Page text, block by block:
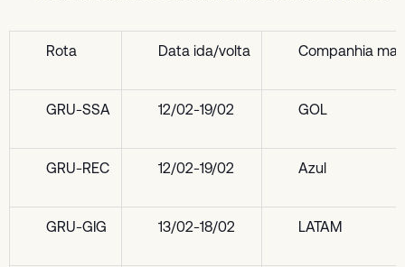
Rota Data ida/volta Companhia
GRU-SSA 12/02-19/02 GOL
GRU-REC 12/02-19/02 Azul
GRU-GIG 13/02-18/02 LATAM